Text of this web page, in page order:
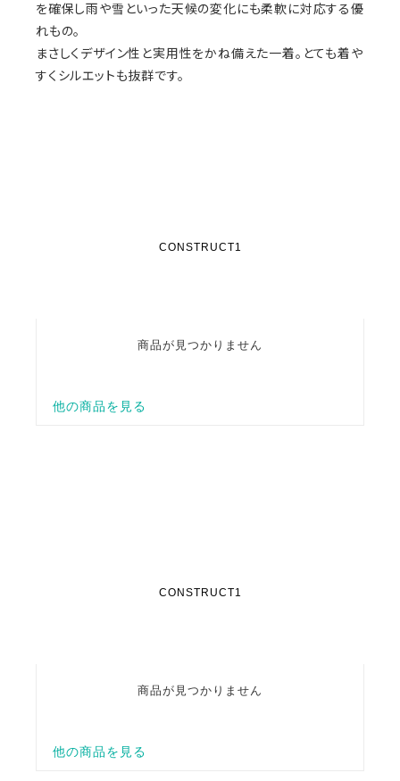
を確保し雨や雪といった天候の変化にも柔軟に対応する優
れもの。
まさしくデザイン性と実用性をかね備えた一着。とても着や
すくシルエットも抜群です。